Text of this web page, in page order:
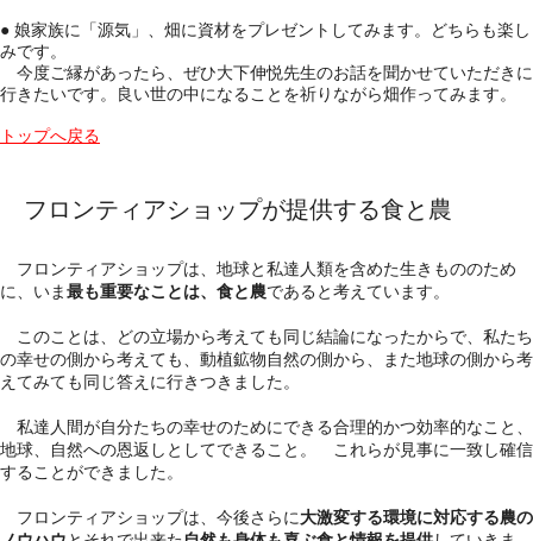
● 娘家族に「源気」、畑に資材をプレゼントしてみます。どちらも楽し
みです。
今度ご縁があったら、ぜひ大下伸悦先生のお話を聞かせていただきに
行きたいです。良い世の中になることを祈りながら畑作ってみます。
トップへ戻る
フロンティアショップが提供する食と農
フロンティアショップは、地球と私達人類を含めた生きもののため
に、いま最も重要なことは、食と農であると考えています。
このことは、 どの立場から考えても同じ結論になったからで、私たち
の幸せの側から考えても、動植鉱物自然の側から、また地球の側から考
えてみても同じ答えに行きつきました。
私達人間が自分たちの幸せのためにできる合理的かつ効率的なこと、
地球、自然への恩返しとしてできること。
これらが見事に一致し確信
することができました。
フロンティアショップは、今後さらに大激変する環境に対応する農の